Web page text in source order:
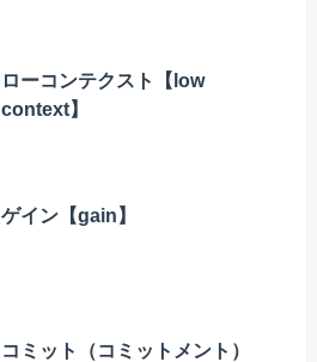
ローコンテクスト【low
context】
ゲイン【gain】
コミット（コミットメント）